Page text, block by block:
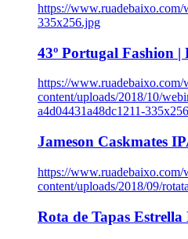
https://
335x256.jpg
43º Portugal Fashion |
https://www.ruadebaixo.com/
content/uploads/2018/10/
a4d04431a48dc1211-
Jameson Caskmates
https://www.ruadebaixo.com/
content/uploads/2018/09/
Rota de Tapas Estrella